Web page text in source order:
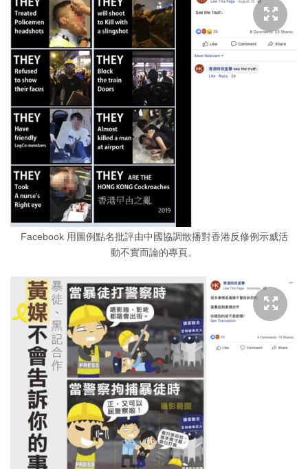
Facebook 用圖例點名批評由中國協調散播對香港反修例示威活
動不實而論的專頁。